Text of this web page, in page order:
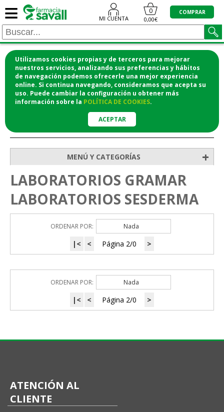
Utilizamos cookies propias y de terceros para mejorar
nuestros servicios, analizando sus preferencias y hábitos
de navegación podemos ofrecerle una mejor experiencia
online. Si continua navegando, consideramos que acepta su
uso. Puede cambiar la configuración u obtener más
información sobre la POLÍTICA DE COOKIES.
ACEPTAR
≡ MI CUENTA
0
0,00€
COMPRAR
¡COMPRA CÓMODAMENTE DESDE CASA Y RECOGE
EN LA FARMACIA!
o si lo prefieres te lo mandamos a casa
MENÚ Y CATEGORÍAS +
LABORATORIOS GRAMAR
LABORATORIOS SESDERMA
ORDENAR POR: Nada
|< < Página 2/0 >
ORDENAR POR: Nada
|< < Página 2/0 >
ATENCIÓN AL
CLIENTE